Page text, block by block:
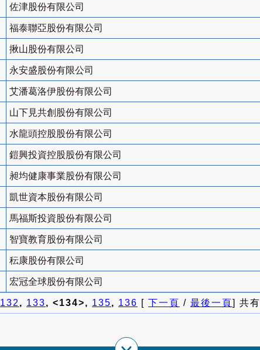
佐津股份有限公司
福泰聯亞股份有限公司
揪山股份有限公司
永安盛股份有限公司
艾潘葛洛伊股份有限公司
山下見共創股份有限公司
水龍頭控股股份有限公司
鎧興投資控股股份有限公司
昶均健康事業股份有限公司
凱世資本股份有限公司
馬福斯投資股份有限公司
智寶教育股份有限公司
秐康股份有限公司
宏冠全球股份有限公司
132, 133, <134>, 135, 136 [ 下一頁 / 最後一頁] 共有